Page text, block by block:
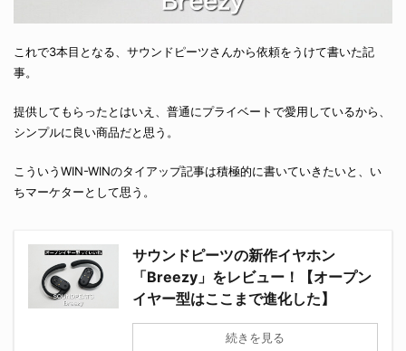
これで3本目となる、サウンドピーツさんから依頼をうけて書いた記
事。
提供してもらったとはいえ、普通にプライベートで愛用しているから、
シンプルに良い商品だと思う。
こういうWIN-WINのタイアップ記事は積極的に書いていきたいと、い
ちマーケターとして思う。
サウンドピーツの新作イヤホン
「Breezy」をレビュー！【オープン
イヤー型はここまで進化した】
続きを見る